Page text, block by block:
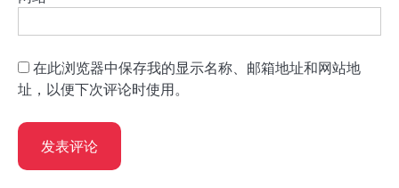
在此浏览器中保存我的显示名称、邮箱地址和网站地
址，以便下次评论时使用。